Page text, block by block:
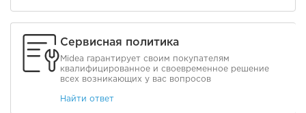
Сервисная политика
Midea гарантирует своим покупателям
квалифицированное и своевременное решение
всех возникающих у вас вопросов
Найти ответ